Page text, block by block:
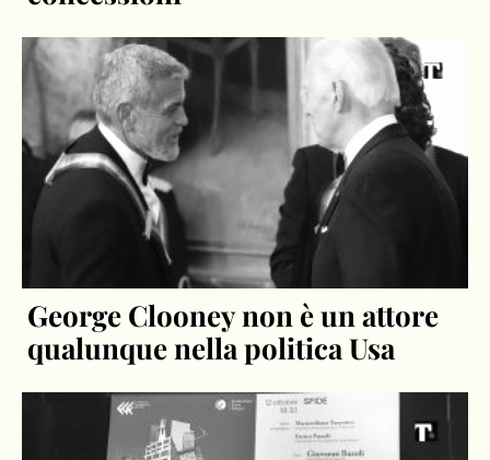
George Clooney non è un attore
qualunque nella politica Usa